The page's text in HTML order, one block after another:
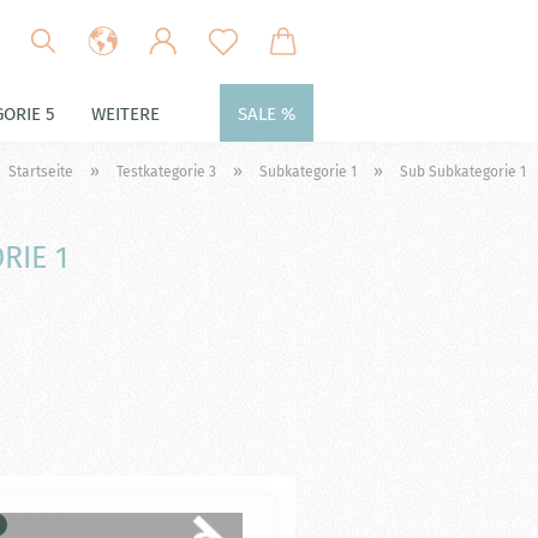
5 SALE %
WEITERE
Startseite » Testkategorie 3 » Subkategorie 1 » Sub Subkategorie 1
1